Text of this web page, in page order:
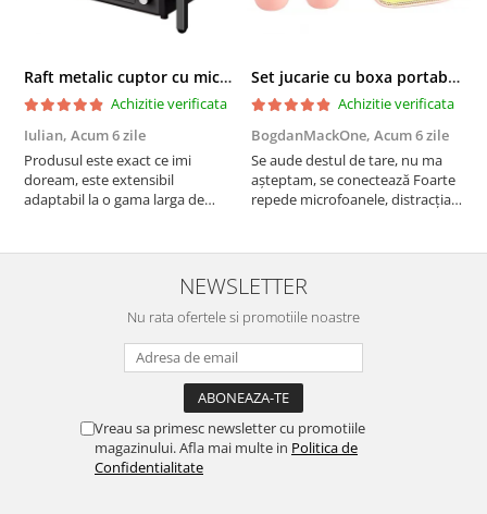
Raft metalic cuptor cu microunde, Simply Joy, 6 Carlige, Ajustabil, Raft Organizator extensibil, pentru bucatarie, casa, balcon, Etajera ajustabila cu 2 Niveluri, Anti Alunecare, Negru
Achizitie verificata
Iulian, Acum 6 zile
Produsul este exact ce imi
doream, este extensibil
adaptabil la o gama larga de
cuptorului - este destul de
spatios, practic. Sunt multumit.
Set jucarie cu boxa portabila si 2 microfoane, Wireless, Bluetooth, Simply Joy, Karaoke, Copii si Adulti, Lumini LED RGB Dinamice, Roz
Achizitie verificata
BogdanMackOne, Acum 6 zile
Se aude destul de tare, nu ma
așteptam, se conectează Foarte
repede microfoanele, distracția
testul rezistenta!! Merita
NEWSLETTER
Nu rata ofertele si promotiile noastre
Vreau sa primesc newsletter cu promotiile
magazinului. Afla mai multe in Politica de
Confidentialitate